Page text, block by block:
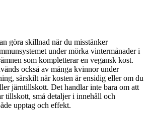
göra skillnad när du misstänker
under mörka vintermånader i
som kompletterar en vegansk kost.
också av många kvinnor under
särskilt när kosten är ensidig eller om du
järntillskott. Det handlar inte bara om att
tillskott, små detaljer i innehåll och
upptag och effekt.